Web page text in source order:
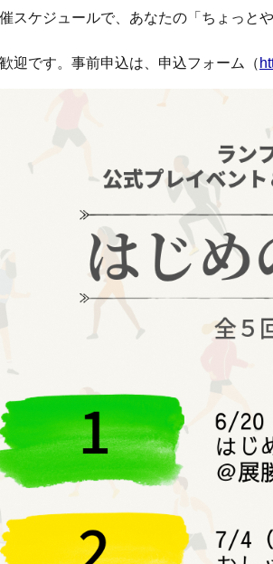
スケジュールで、あなたの「ちょっと
迎です。事前申込は、申込フォーム（